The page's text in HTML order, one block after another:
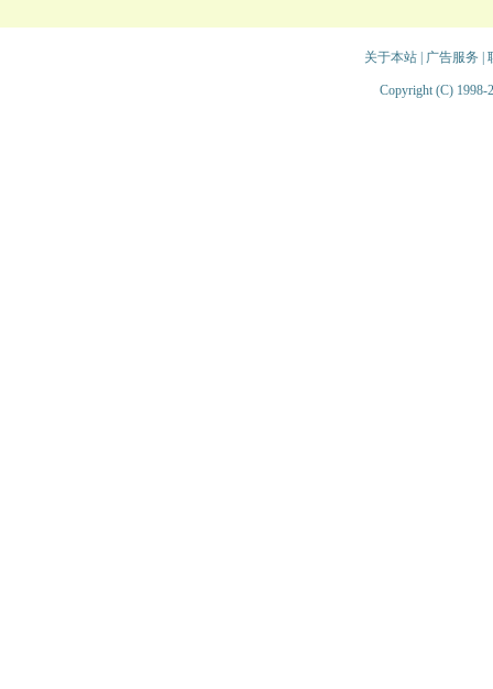
关于本站| 广告服务
Copyright (C) 1998-